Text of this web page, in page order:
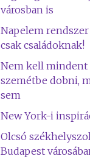
városban is
Napelem
csak családoknak!
Nem kell mindent
szemétbe dobni,
sem
New York-i
Olcsó
Budapest